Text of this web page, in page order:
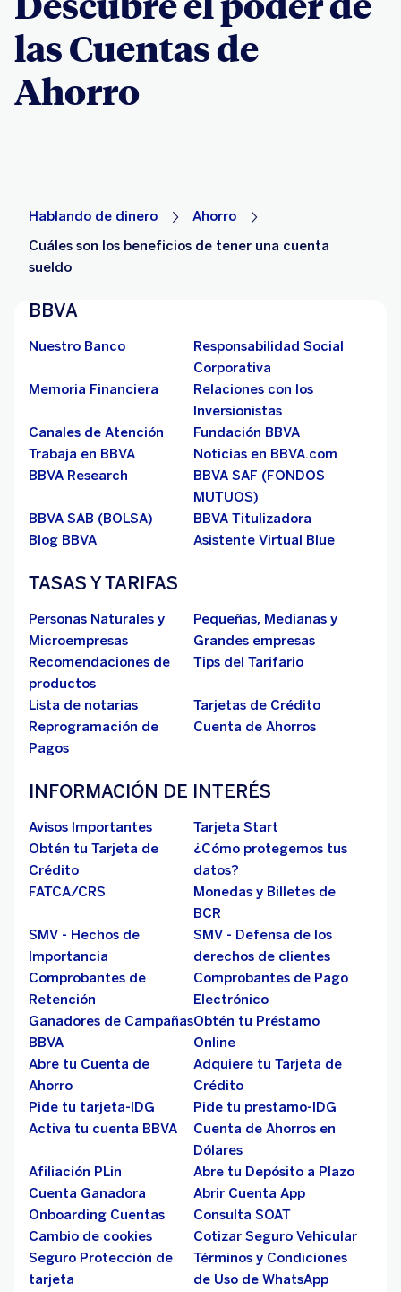
las Cuentas de
Ahorro
Hablando de dinero
Ahorro
Cuáles son los beneficios de tener una cuenta
sueldo
BBVA
Nuestro Banco
Responsabilidad Social
Corporativa
Memoria Financiera
Relaciones con los
Inversionistas
Canales de Atención
Fundación BBVA
Trabaja en BBVA
Noticias en BBVA.com
BBVA Research
BBVA SAF (FONDOS
MUTUOS)
BBVA SAB (BOLSA)
BBVA Titulizadora
Blog BBVA
Asistente Virtual Blue
TASAS Y TARIFAS
Personas Naturales y
Microempresas
Pequeñas, Medianas y
Grandes empresas
Recomendaciones de
productos
Tips del Tarifario
Lista de notarias
Tarjetas de Crédito
Reprogramación de
Pagos
Cuenta de Ahorros
INFORMACIÓN DE INTERÉS
Avisos Importantes
Tarjeta Start
Obtén tu Tarjeta de
Crédito
¿Cómo protegemos tus
datos?
FATCA/CRS
Monedas y Billetes de
BCR
SMV - Hechos de
Importancia
SMV - Defensa de los
derechos de clientes
Comprobantes de
Retención
Comprobantes de Pago
Electrónico
Ganadores de Campañas
BBVA
Obtén tu Préstamo
Online
Abre tu Cuenta de
Ahorro
Adquiere tu Tarjeta de
Crédito
Pide tu tarjeta-IDG
Pide tu prestamo-IDG
Activa tu cuenta BBVA
Cuenta de Ahorros en
Dólares
Afiliación PLin
Abre tu Depósito a Plazo
Cuenta Ganadora
Abrir Cuenta App
Onboarding Cuentas
Consulta SOAT
Cambio de cookies
Cotizar Seguro Vehicular
Seguro Protección de
tarjeta
Términos y Condiciones
de Uso de WhatsApp